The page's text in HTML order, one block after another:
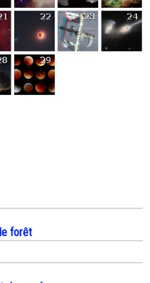
forêt